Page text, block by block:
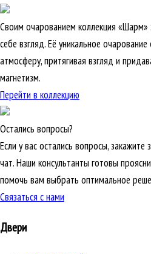
Своим очарованием коллекция «Шарм»
себе взгляд. Её уникальное
атмосферу, притягивая взгляд и
магнетизм.
Перейти в коллекцию
Остались вопросы?
Если у вас остались вопросы,
чат. Наши консультанты готовы
помочь вам выбрать оптимальное
Связаться с нами
Двери